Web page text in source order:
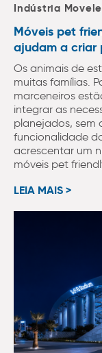
Indústria
Móveis pet
ajudam a criar
Os animais de
muitas famílias.
marceneiros
integrar as
planejados, sem
funcionalidade
acrescentar um
móveis pet
LEIA MAIS >